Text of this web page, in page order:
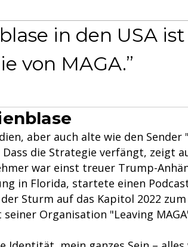
in den USA ist
von MAGA.
aber auch alte wie den Sender
die Strategie verfängt, zeigt
war einst treuer Trump-
in Florida, startete einen
Sturm auf das Kapitol 2022
Organisation "Leaving